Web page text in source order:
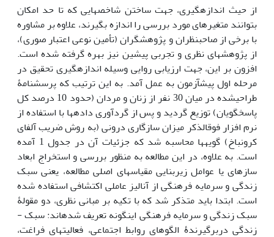
از حیث اندازه­گیری، جهت ساختن شاخص­هایی که تا حد امکان
بتوانند متغیرهای مورد بررسی را اندازه بگیرند، علاوه بر مشاوره
با برخی از صاحب­نظران و پژوهش­گران (تأمین نوعی اعتبار صوری)،
از پژوهش­های نظری و تجربی پیشین نیز بهره گرفته شده است.
افزون بر این، جهت ارزیابی روایی وسیله اندازه­گیری تحقیق در
مرحله اول پیش­آزمون به عمل آمد. به این ترتیب که پرسش‎نامۀ
طراحی­شده در میان 30 نفر از زنان و مردان (حدود 10 درصد کل
پاسخ‎گویان) توزیع گردید و پس از گردآوری داده­ها با استفاده از
نرم افزار فوق­الذکر میزان سازگاری درونی (به روش ضریب آلفای
کرونباخ) گویه­ها محاسبه شد که جزئیات آن در جدول 1 آمده
است. به علاوه، در این مطالعه به منظور بررسی و استخراج ابعاد
سازه­ای یا عوامل زیربنایی مقیاس­های اصلی مطالعه، یعنی سبک
زندگی و سرمایه فرهنگی از آنالیز عاملی اکتشافی استفاده ­شده
است. ابتدا باید متذکر شد که با تکیه بر مبانی نظری، دو مقولۀ
سبک زندگی و سرمایه فرهنگی این­گونه تعریف شده­اند: سبک ­
زندگی دربرگیرندۀ الگوهای روابط اجتماعی، فعالیت­های فراغت،